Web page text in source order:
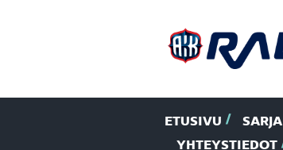
ETUSIVU SARJA
YHTEYSTIEDOT